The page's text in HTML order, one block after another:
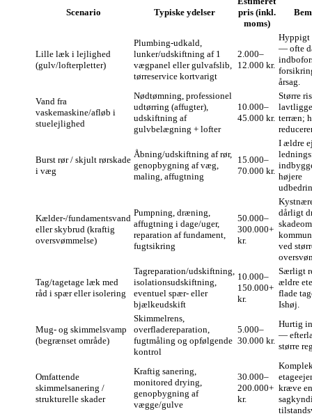
Scenario Typiske ydelser
pris (inkl.
moms)
Lille læk i lejlighed
(gulv/lofterpletter)
Plumbing-udkald,
lunker/udskiftning af 1
vægpanel eller gulvafslib,
tørreservice kortvarigt
2.000–
12.000 kr.
Hyppigt
— ofte
årsag.
Vand fra
vaskemaskine/afløb i
stuelejlighed
Nødtømning, professionel
udtørring (affugter),
udskiftning af
gulvbelægning + lofter
10.000–
45.000 kr.
Større
terræn;
Burst rør / skjult rørskade
i væg
Åbning/udskiftning af rør,
genopbygning af væg,
maling, affugtning
15.000–
70.000 kr.
I ældre
højere
Kælder-/fundamentsvand
eller skybrud (kraftig
oversvømmelse)
Pumpning, dræning,
affugtning i dage/uger,
reparation af fundament,
fugtsikring
50.000–
300.000+
kr.
dårligt
ved
Tag/tagetage læk med
råd i spær eller isolering
Tagreparation/udskiftning,
isolationsudskiftning,
eventuel spær- eller
bjælkeudskift
10.000–
150.000+
kr.
Særligt
ældre
flade
Ishøj.
Mug- og skimmelsvamp
(begrænset område)
Skimmelrens,
overfladereparation,
fugtmåling og opfølgende
kontrol
5.000–
30.000 kr.
Hurtig
—
større
Omfattende
skimmelsanering /
strukturelle skader
Kraftig sanering,
monitored drying,
genopbygning af
vægge/gulve
30.000–
200.000+
kr.
kræve